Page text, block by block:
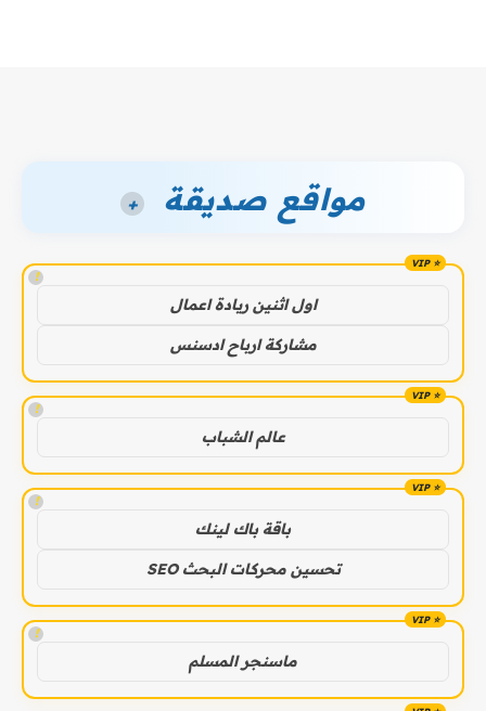
مواقع صديقة +
!
اول اثنين ريادة اعمال
مشاركة ارباح ادسنس
!
عالم الشباب
!
باقة باك لينك
تحسين محركات البحث SEO
!
ماسنجر المسلم